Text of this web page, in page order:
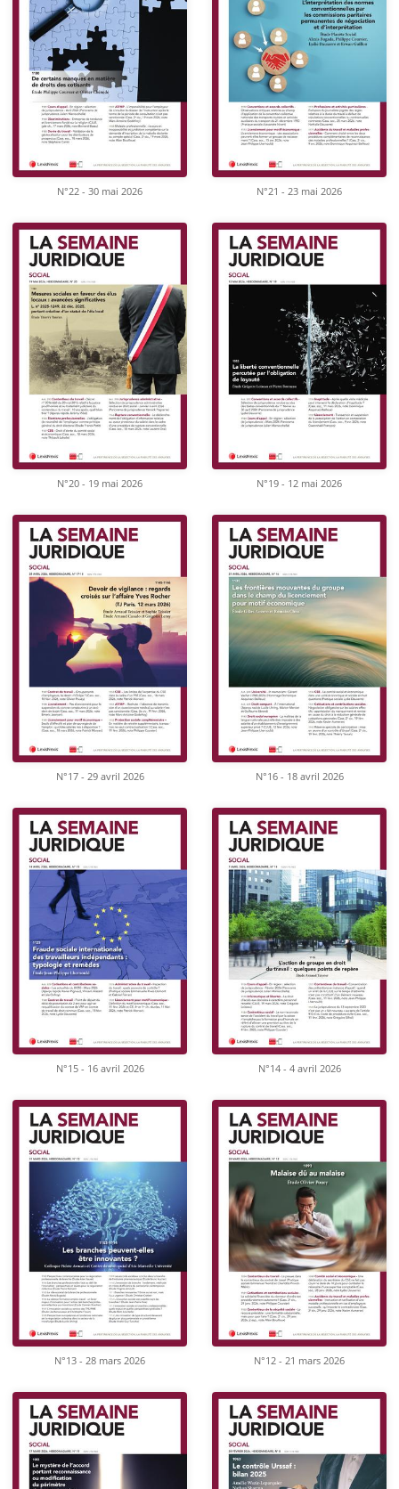
N°22 - 30 mai 2026 N°21 - 23 mai 2026
N°20 - 19 mai 2026 N°19 - 12 mai 2026
N°17 - 29 avril 2026 N°16 - 18 avril 2026
N°15 - 16 avril 2026 N°14 - 4 avril 2026
N°13 - 28 mars 2026 N°12 - 21 mars 2026